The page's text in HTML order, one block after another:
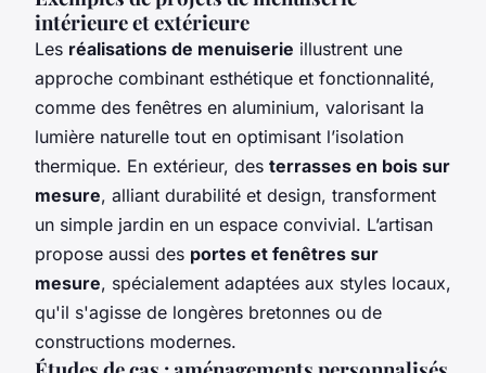
intérieure et extérieure
Les réalisations de menuiserie illustrent une
approche combinant esthétique et fonctionnalité,
comme des fenêtres en aluminium, valorisant la
lumière naturelle tout en optimisant l’isolation
thermique. En extérieur, des terrasses en bois sur
mesure, alliant durabilité et design, transforment
un simple jardin en un espace convivial. L’artisan
propose aussi des portes et fenêtres sur
mesure, spécialement adaptées aux styles locaux,
qu'il s'agisse de longères bretonnes ou de
constructions modernes.